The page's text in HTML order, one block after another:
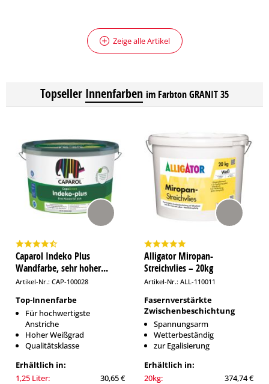
Zeige alle Artikel
Topseller Innenfarben im Farbton GRANIT 35
Caparol Indeko Plus
Wandfarbe, sehr hoher...
Artikel-Nr.: CAP-100028
Top-Innenfarbe
Für hochwertigste
Anstriche
Hoher Weißgrad
Qualitätsklasse
Erhältlich in:
1,25 Liter:
30,65 €
Alligator Miropan-
Streichvlies – 20kg
Artikel-Nr.: ALL-110011
Fasernverstärkte
Zwischenbeschichtung
Spannungsarm
Wetterbeständig
zur Egalisierung
Erhältlich in:
20kg:
374,74 €